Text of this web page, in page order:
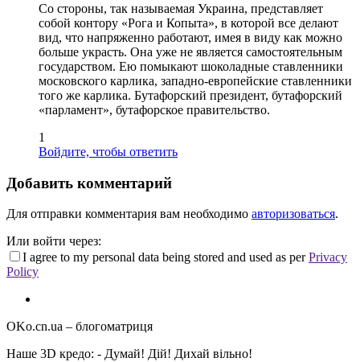
Со стороны, так называемая Украина, представляет
собой контору «Рога и Копыта», в которой все делают
вид, что напряженно работают, имея в виду как можно
больше украсть. Она уже не является самостоятельным
государством. Ею помыкают шоколадные ставленники
московского карлика, западно-европейские ставленники
того же карлика. Бутафорский президент, бутафорский
«парламент», бутафорское правительство.
1
Войдите, чтобы ответить
Добавить комментарий
Для отправки комментария вам необходимо авторизоваться.
Или войти через:
I agree to my personal data being stored and used as perPrivacy
Policy
OKo.cn.ua – блогоматриця
Наше 3D кредо: - Думай! Дій! Дихай вільно!